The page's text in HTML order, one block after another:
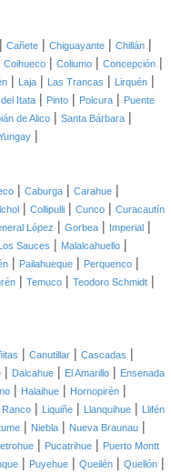
| Cañete | Chiguayante | Chillán |
Coihueco | Coliumo | Concepción |
| Laja | Las Trancas | Lirquén |
Itata | Pinto | Polcura | Puente
de Alico | Santa Bárbara |
|
| Caburga | Carahue |
| Collipulli | Cunco | Curacautín
López | Gorbea | Imperial |
Los Sauces | Malalcahuello |
| Pailahueque | Perquenco |
| Temuco | Teodoro Schmidt |
| Canutillar | Cascadas |
| Dalcahue | El Amarillo | Ensenada
| Halaihue | Hornopirén |
Ranco | Liquiñe | Llanquihue | Llifén
| Niebla | Nueva Braunau |
| Pucatrihue | Puerto Montt
| Puyehue | Queilén | Quellón |